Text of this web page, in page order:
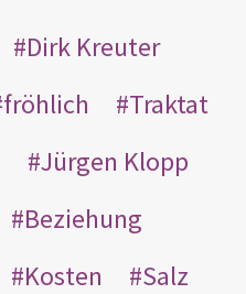
Dirk Kreuter
fröhlich
Traktat
Jürgen Klopp
Beziehung
Kosten
Salz